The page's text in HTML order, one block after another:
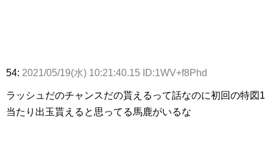
54: 2021/05/19(水) 10:21:40.15 ID:1WV+f8Phd
ラッシュだのチャンスだの貰えるって話なのに初回の特図1
当たり出玉貰えると思ってる馬鹿がいるな